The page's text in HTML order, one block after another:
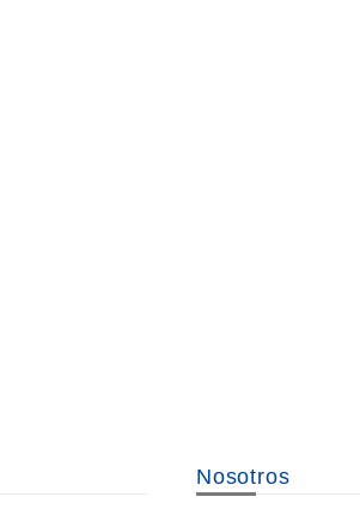
Nosotros